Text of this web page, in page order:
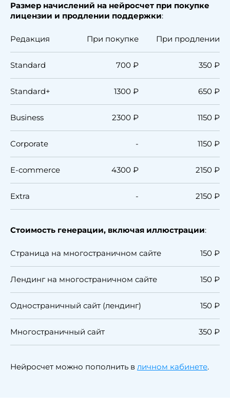
Размер начислений на нейросчет при покупке
лицензии и продлении поддержки:
Редакция При покупке При продлении
Standard 700 ₽ 350 ₽
Standard+ 1300 ₽ 650 ₽
Business 2300 ₽ 1150 ₽
Corporate - 1150 ₽
E-commerce 4300 ₽ 2150 ₽
Extra - 2150 ₽
Стоимость генерации, включая иллюстрации:
Страница на многостраничном сайте 150 ₽
Лендинг на многостраничном сайте 150 ₽
Одностраничный сайт (лендинг) 150 ₽
Многостраничный сайт 350 ₽
Нейросчет можно пополнить в личном кабинете.